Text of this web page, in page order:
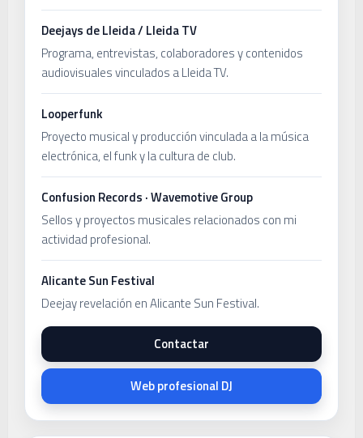
Deejays de Lleida / Lleida TV
Programa, entrevistas, colaboradores y contenidos
audiovisuales vinculados a Lleida TV.
Looperfunk
Proyecto musical y producción vinculada a la música
electrónica, el funk y la cultura de club.
Confusion Records · Wavemotive Group
Sellos y proyectos musicales relacionados con mi
actividad profesional.
Alicante Sun Festival
Deejay revelación en Alicante Sun Festival.
Contactar
Web profesional DJ